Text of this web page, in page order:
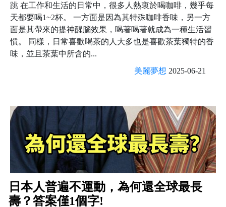
跳 在工作和生活的日常中，很多人熱衷於喝咖啡，幾乎每
天都要喝1~2杯。 一方面是因為其特殊咖啡香味，另一方
面是其帶來的提神醒腦效果，喝著喝著就成為一種生活習
慣。 同樣，日常喜歡喝茶的人大多也是喜歡茶葉獨特的香
味，並且茶葉中所含的...
美麗夢想 2025-06-21
日本人普遍不運動，為何還全球最長
壽？答案僅1個字!